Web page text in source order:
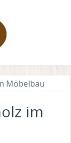
Möbelbau
im